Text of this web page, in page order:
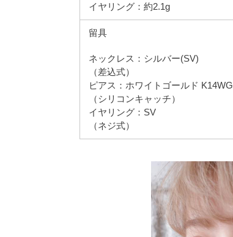
イヤリング：約2.1g
留具
ネックレス：シルバー(SV)
（差込式）
ピアス：ホワイトゴールド K14WG
（シリコンキャッチ）
イヤリング：SV
（ネジ式）